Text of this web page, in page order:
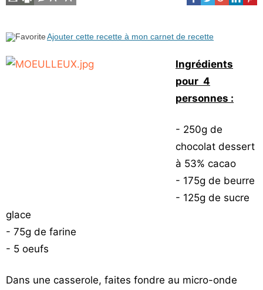
Ajouter cette recette à mon carnet de recette
Ingrédients
pour 4
personnes :
- 250g de
chocolat dessert
à 53% cacao
- 175g de beurre
- 125g de sucre
glace
- 75g de farine
- 5 oeufs
Dans une casserole, faites fondre au micro-onde